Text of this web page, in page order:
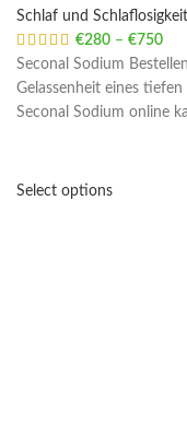
Schlaf und Schlaflosigkeit
€280 – €750
Seconal Sodium
Gelassenheit eines
Seconal Sodium online
Select options